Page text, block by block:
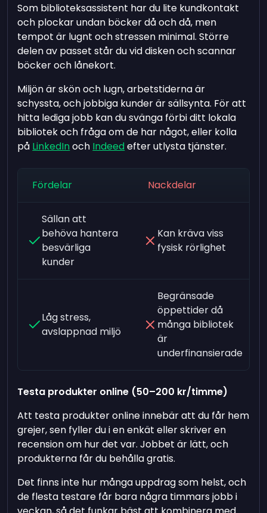
Som biblioteksassistent har du lite kundkontakt
och plockar undan böcker då och då, men
tempot är lugnt och stressen minimal. Större
delen av passet står du vid disken och scannar
böcker och lånekort.
Miljön är skön och lugn, arbetstiderna är
schyssta, och jobbiga kunder är sällsynta. För att
hitta lediga jobb kan du svänga förbi ditt lokala
bibliotek och fråga om de har något, eller kolla
på LinkedInoch Indeedefter utlysta tjänster.
Fördelar Nackdelar
Sällan att
behöva hantera
besvärliga
kunder
Kan kräva viss
fysisk rörlighet
Låg stress,
avslappnad miljö
Begränsade
öppettider då
många bibliotek
är
underfinansierade
Testa produkter online (50–200 kr/timme)
Att testa produkter online innebär att du får hem
grejer, sen fyller du i en enkät eller skriver en
recension om hur det var. Jobbet är lätt, och
produkterna får du behålla gratis.
Det finns inte hur många uppdrag som helst, och
de flesta testare får bara några timmars jobb i